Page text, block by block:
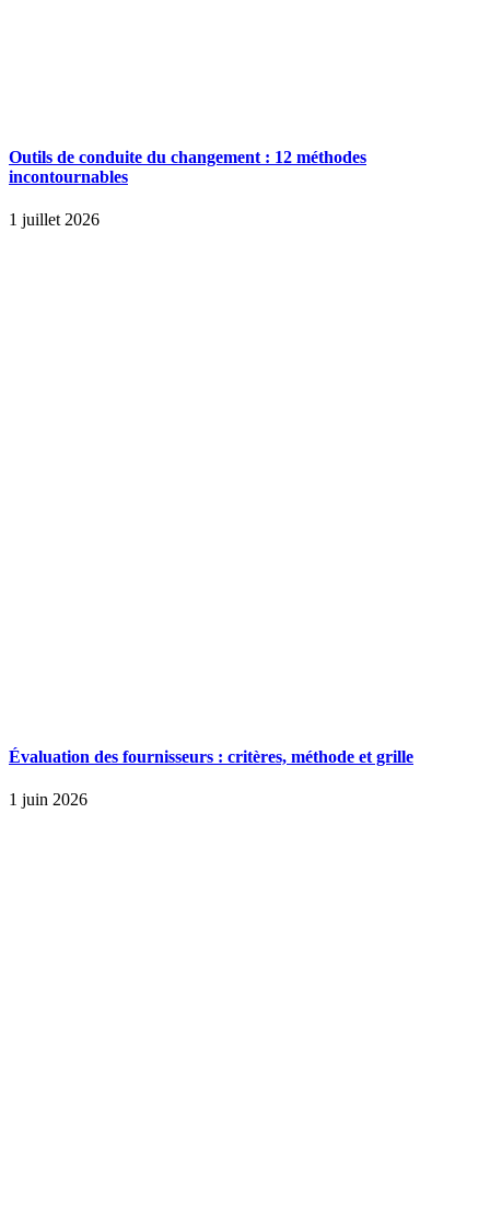
Outils de conduite du changement : 12 méthodes
incontournables
1 juillet 2026
Évaluation des fournisseurs : critères, méthode et grille
1 juin 2026